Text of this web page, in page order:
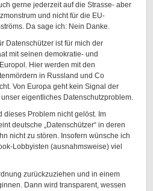
gerne jederzeit auf die Strasse- aber
und nicht für die EU-
Da sage ich: Nein Danke.
Datenschützer ist für mich der
mit seinen demokratie- und
Hier werden mit den
in Russland und Co
Von Europa geht kein Signal der
eigentliches Datenschutzproblem.
dieses Problem nicht gelöst. Im
deutsche „Datenschützer“ in deren
nicht zu stören. Insofern wünsche ich
Lobbyisten (ausnahmsweise) viel
zurückzuziehen und in einem
Dann wird transparent, wessen